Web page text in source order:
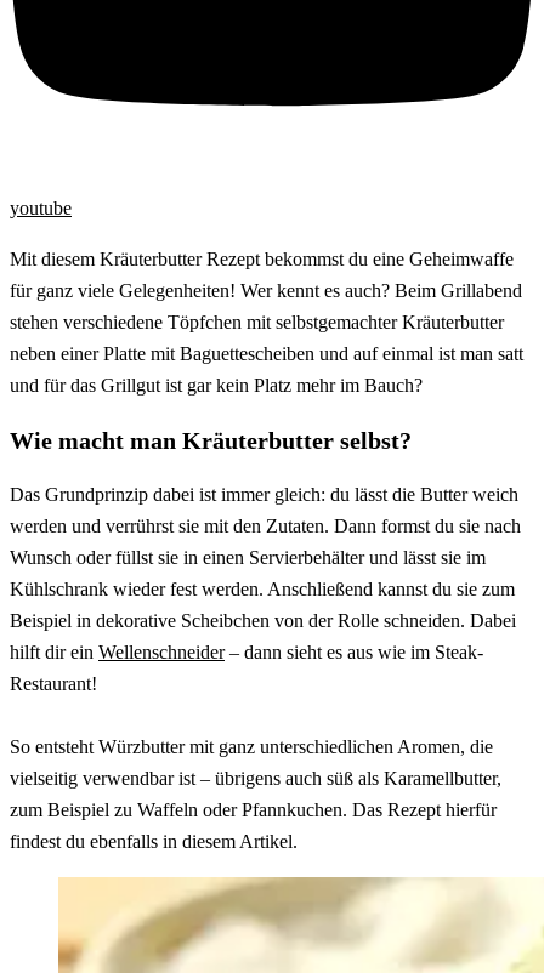
youtube
Mit diesem Kräuterbutter Rezept bekommst du eine Geheimwaffe
für ganz viele Gelegenheiten! Wer kennt es auch? Beim Grillabend
stehen verschiedene Töpfchen mit selbstgemachter Kräuterbutter
neben einer Platte mit Baguettescheiben und auf einmal ist man satt
und für das Grillgut ist gar kein Platz mehr im Bauch?
Wie macht man Kräuterbutter selbst?
Das Grundprinzip dabei ist immer gleich: du lässt die Butter weich
werden und verrührst sie mit den Zutaten. Dann formst du sie nach
Wunsch oder füllst sie in einen Servierbehälter und lässt sie im
Kühlschrank wieder fest werden. Anschließend kannst du sie zum
Beispiel in dekorative Scheibchen von der Rolle schneiden. Dabei
hilft dir ein Wellenschneider– dann sieht es aus wie im Steak-
Restaurant!
So entsteht Würzbutter mit ganz unterschiedlichen Aromen, die
vielseitig verwendbar ist – übrigens auch süß als Karamellbutter,
zum Beispiel zu Waffeln oder Pfannkuchen. Das Rezept hierfür
findest du ebenfalls in diesem Artikel.